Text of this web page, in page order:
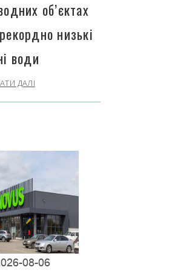
об’єктах
низькі
води
ДАЛІ
08-06